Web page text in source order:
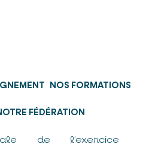
NOS FORMATIONS
FÉDÉRATION
de l’exercice